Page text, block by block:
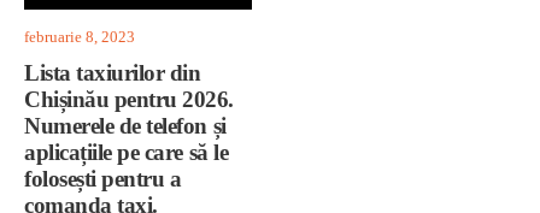
februarie 8, 2023
Lista taxiurilor din
Chișinău pentru 2026.
Numerele de telefon și
aplicațiile pe care să le
folosești pentru a
comanda taxi.